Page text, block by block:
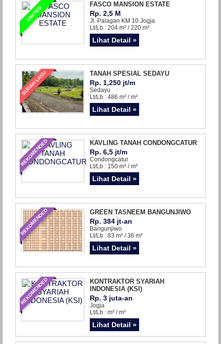
LIMITED
FASCO MANSION ESTATE
Rp. 2,5 M
Jl. Palagan KM 10 Jogja
Lt/Lb : 204 m² / 220 m²
Lihat Detail »
SUDAH LAKU TANAH SPESIAL SEDAYU
Rp. 1,250 jt/m
Sedayu
Lt/Lb : 486 m² / m²
Lihat Detail »
REKOMENDED KAVLING TANAH CONDONGCATUR
Rp. 6,5 jt/m
Condongcatur
Lt/Lb : 150 m² / m²
Lihat Detail »
REKOMENDED GREEN TASNEEM BANGUNJIWO
Rp. 384 jt-an
Bangunjiwo
Lt/Lb : 83 m² / 36 m²
Lihat Detail »
REKOMENDED
KONTRAKTOR SYARIAH
INDONESIA (KSI)
Rp. 3 juta-an
Jogja
Lt/Lb : m² / m²
Lihat Detail »